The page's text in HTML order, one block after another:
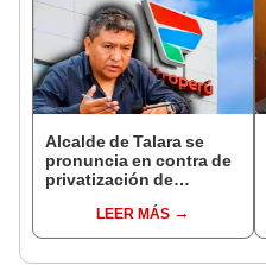
Alcalde de Talara se
pronuncia en contra de
privatización de
LEER MÁS